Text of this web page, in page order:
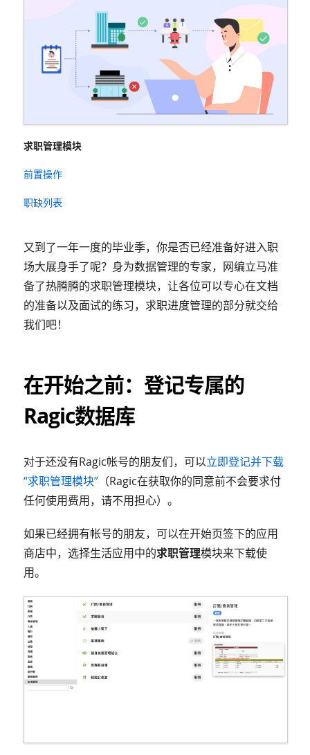
求职管理模块
前置操作
职缺列表
又到了一年一度的毕业季，你是否已经准备好进入职
场大展身手了呢？身为数据管理的专家，网编立马准
备了热腾腾的求职管理模块，让各位可以专心在文档
的准备以及面试的练习，求职进度管理的部分就交给
我们吧！
在开始之前：登记专属的
Ragic数据库
对于还没有Ragic帐号的朋友们，可以立即登记并下载
“求职管理模块”（Ragic在获取你的同意前不会要求付
任何使用费用，请不用担心）。
如果已经拥有帐号的朋友，可以在开始页签下的应用
商店中，选择生活应用中的求职管理模块来下载使
用。